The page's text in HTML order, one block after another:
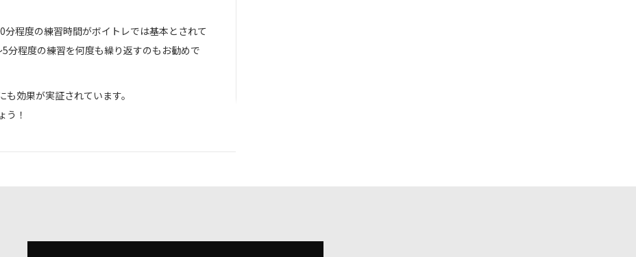
分程度の練習時間がボイトレでは基本とされて
分程度の練習を何度も繰り返すのもお勧めで
効果が実証されています。
う！